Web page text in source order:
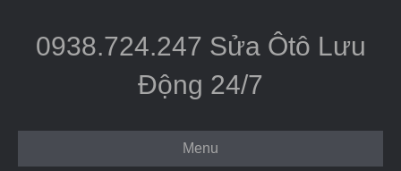
0938.724.247 Sửa Ôtô Lưu
Động 24/7
Menu